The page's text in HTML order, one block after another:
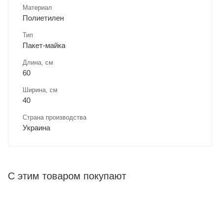
Материал
Полиетилен
Тип
Пакет-майка
Длина, cм
60
Ширина, cм
40
Страна производства
Украина
С этим товаром покупают